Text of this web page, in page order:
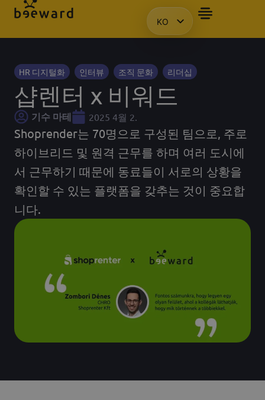
KO
HU
PL
HR 디지털화 인터뷰 조직 문화 리더십
샵렌터 x 비워드
기수 마테 2025 4월 2.
Shoprender는 70명으로 구성된 팀으로, 주로
하이브리드 및 원격 근무를 하며 여러 도시에
서 근무하기 때문에 동료들이 서로의 상황을
확인할 수 있는 플랫폼을 갖추는 것이 중요합
니다.